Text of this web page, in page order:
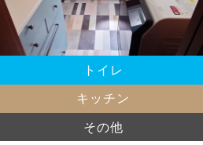
トイレ
キッチン
その他